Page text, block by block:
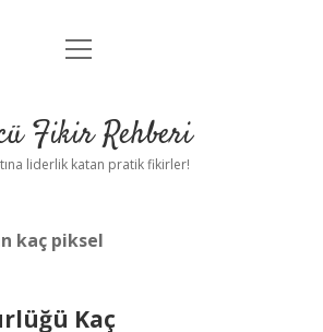
Anasayfa
Yasal Uyarı
menüyü
Fikir Rehberi
liderlik katan pratik fikirler!
kaç piksel
Kaç